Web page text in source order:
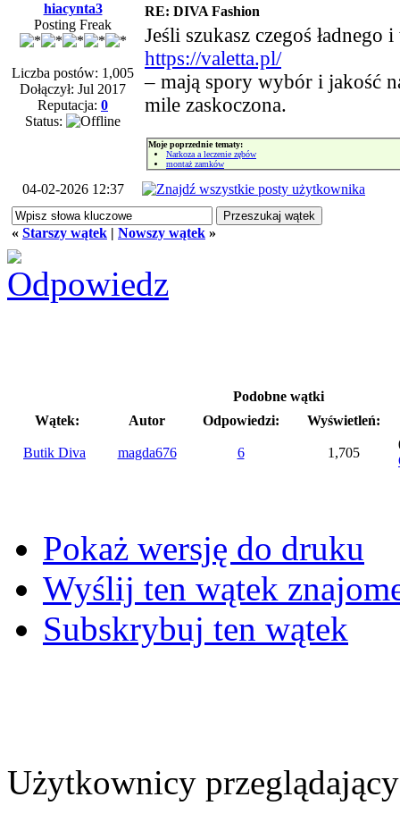
hiacynta3
Posting Freak
Liczba postów: 1,005
Dołączył: Jul 2017
Reputacja: 0
Status:
RE: DIVA Fashion
Jeśli szukasz czegoś
https://valetta.pl/
– mają spory wybór i jakość
mile zaskoczona.
Moje poprzednie tematy:
Narkoza a leczenie zębów
montaż zamków
04-02-2026 12:37
« Starszy wątek | Nowszy wątek »
Podobne wątki
Wątek:
Autor Odpowiedzi: Wyświetleń:
Butik Diva magda676 6 1,705
Pokaż wersję do druku
Wyślij ten wątek
Subskrybuj ten wątek
Użytkownicy